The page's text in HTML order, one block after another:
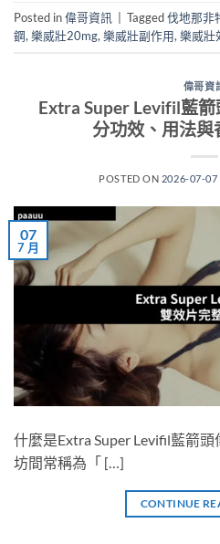
Posted in偉哥資訊 Tagged伐地那非
鋼,樂威壯20mg,樂威壯副作用,樂威壯
偉哥資
Extra Super Levifil藍
分功效、用法與
POSTED ON 2026-07-07
07
7 月
什麼是Extra Super Levifil藍箭頭
坊間常稱為「 […]
CONTINUE